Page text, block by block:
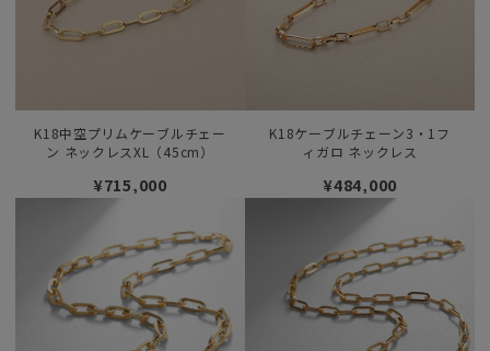
K18中空プリムケーブルチェー
ン ネックレスXL（45cm）
¥715,000
K18ケーブルチェーン3・1フ
ィガロ ネックレス
¥484,000